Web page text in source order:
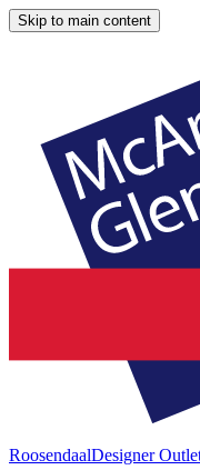
Skip to main content
RoosendaalDesigner